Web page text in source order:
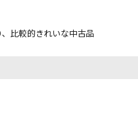
、比較的きれいな中古品